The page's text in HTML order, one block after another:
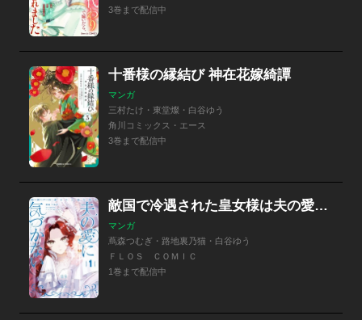
3巻まで配信中
十番様の縁結び 神在花嫁綺譚
マンガ
三村たけ・東堂燦・白谷ゆう
角川コミックス・エース
3巻まで配信中
敵国で冷遇された皇女様は夫の愛に気づかない
マンガ
蔦森つむぎ・路地裏乃猫・白谷ゆう
ＦＬＯＳ ＣＯＭＩＣ
1巻まで配信中